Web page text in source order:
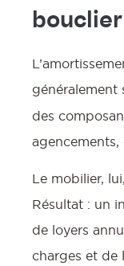
généralement
des
agencements,
Le mobilier,
Résultat : un
de loyers
charges et de